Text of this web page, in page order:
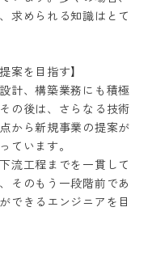
求められる知識はとて
案を目指す】
計、構築業務にも積極
の後は、さらなる技術
から新規事業の提案が
ています。
流工程までを一貫して
そのもう一段階前であ
できるエンジニアを目